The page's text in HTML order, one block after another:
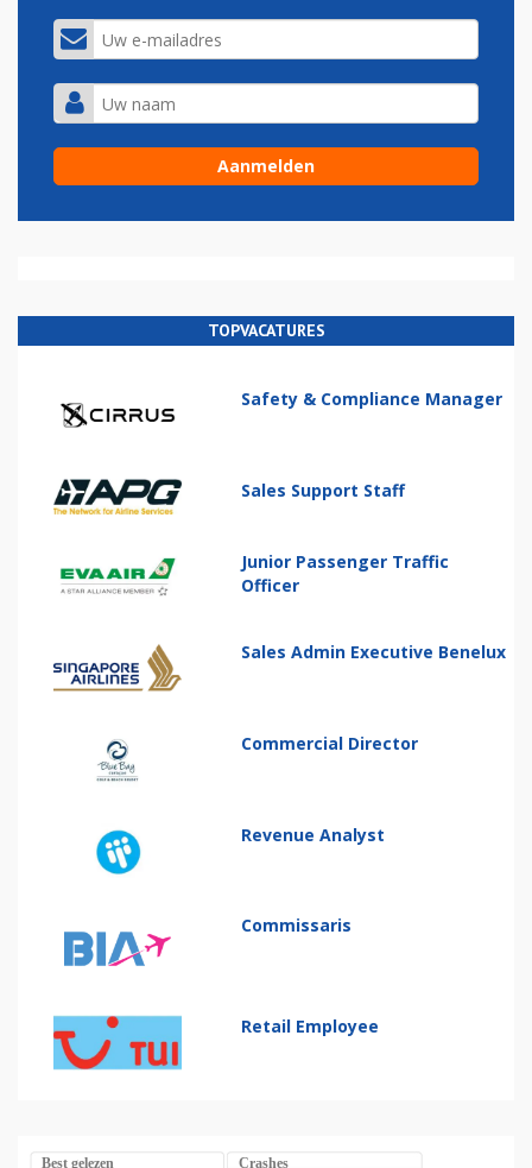
TOPVACATURES
Safety & Compliance Manager
Sales Support Staff
Junior Passenger Traffic
Officer
Sales Admin Executive Benelux
Commercial Director
Revenue Analyst
Commissaris
Retail Employee
Best gelezen Crashes